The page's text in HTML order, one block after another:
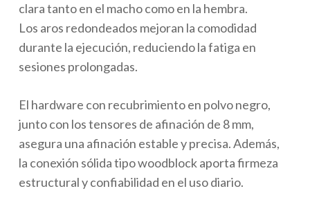
clara tanto en el macho como en la hembra.
Los aros redondeados mejoran la comodidad
durante la ejecución, reduciendo la fatiga en
sesiones prolongadas.
El hardware con recubrimiento en polvo negro,
junto con los tensores de afinación de 8 mm,
asegura una afinación estable y precisa. Además,
la conexión sólida tipo woodblock aporta firmeza
estructural y confiabilidad en el uso diario.